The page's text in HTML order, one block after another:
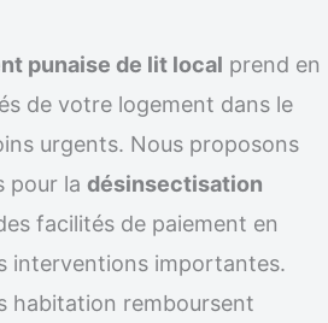
punaise de lit local prend en
de votre logement dans le
urgents. Nous proposons
pour la désinsectisation
facilités de paiement en
interventions importantes.
habitation remboursent